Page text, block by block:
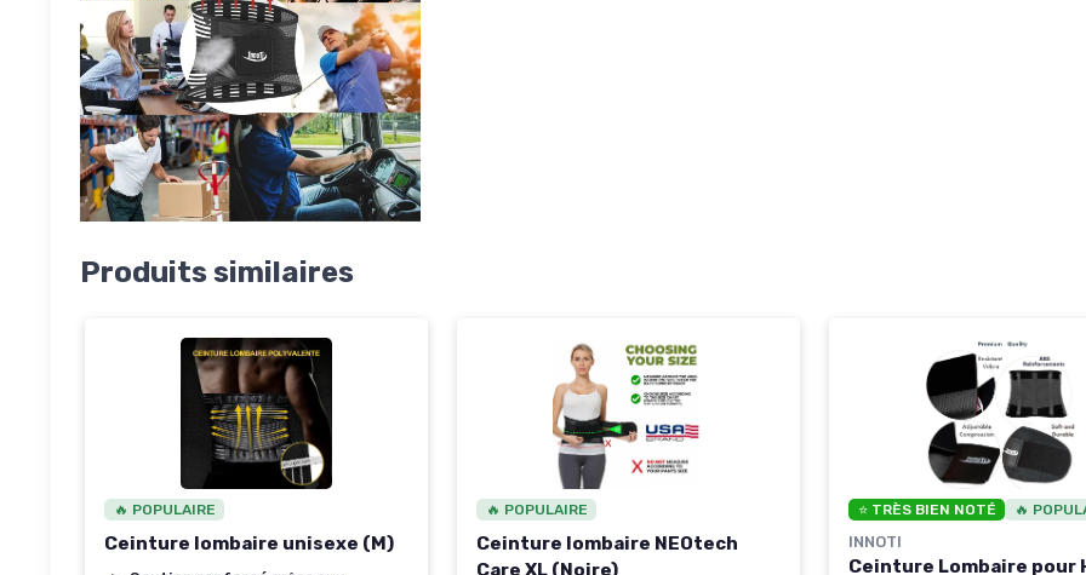
Produits similaires
🔥 POPULAIRE
Ceinture lombaire unisexe (M)
🔥 POPULAIRE
Ceinture lombaire NEOtech
Care XL (Noire)
⭐ TRÈS BIEN NOTÉ 🔥
INNOTI
Ceinture Lombaire pour